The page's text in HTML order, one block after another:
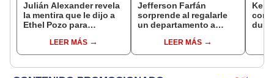
Julián Alexander revela
la mentira que le dijo a
Ethel Pozo para
hubiéramos salido”
LEER MÁS
Jefferson Farfán
sorprende al regalarle
un departamento a
fútbol: "Lo hago de
corazón"
LEER MÁS
dura